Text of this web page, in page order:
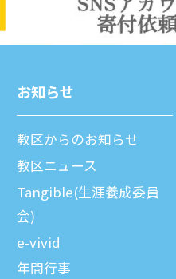
お知らせ
教区からのお知らせ
教区ニュース
Tangible(生涯養成委員
会)
e-vivid
年間⾏事